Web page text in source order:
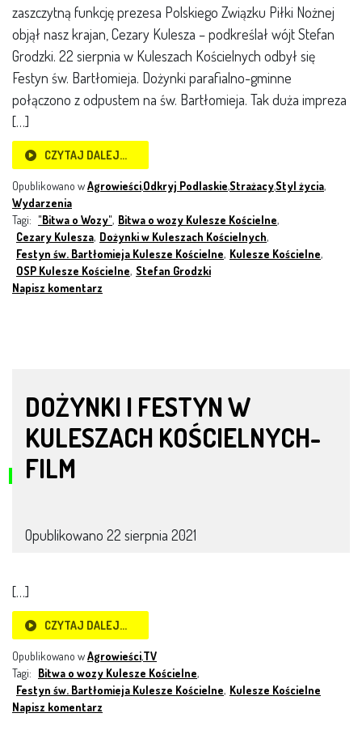
zaszczytną funkcję prezesa Polskiego Związku Piłki Nożnej
objął nasz krajan, Cezary Kulesza – podkreślał wójt Stefan
Grodzki. 22 sierpnia w Kuleszach Kościelnych odbył się
Festyn św. Bartłomieja. Dożynki parafialno-gminne
połączono z odpustem na św. Bartłomieja. Tak duża impreza
[…]
CZYTAJ DALEJ…
Opublikowano wAgrowieści,Odkryj Podlaskie,Strażacy,Styl życia,
Wydarzenia
Tagi: "Bitwa o Wozy", Bitwa o wozy Kulesze Kościelne,
Cezary Kulesza, Dożynki w Kuleszach Kościelnych,
Festyn św. Bartłomieja Kulesze Kościelne, Kulesze Kościelne,
OSP Kulesze Kościelne, Stefan Grodzki
Napisz komentarz
DOŻYNKI I FESTYN W
KULESZACH KOŚCIELNYCH-
FILM
Opublikowano 22 sierpnia 2021
[…]
CZYTAJ DALEJ…
Opublikowano wAgrowieści,TV
Tagi: Bitwa o wozy Kulesze Kościelne,
Festyn św. Bartłomieja Kulesze Kościelne, Kulesze Kościelne
Napisz komentarz